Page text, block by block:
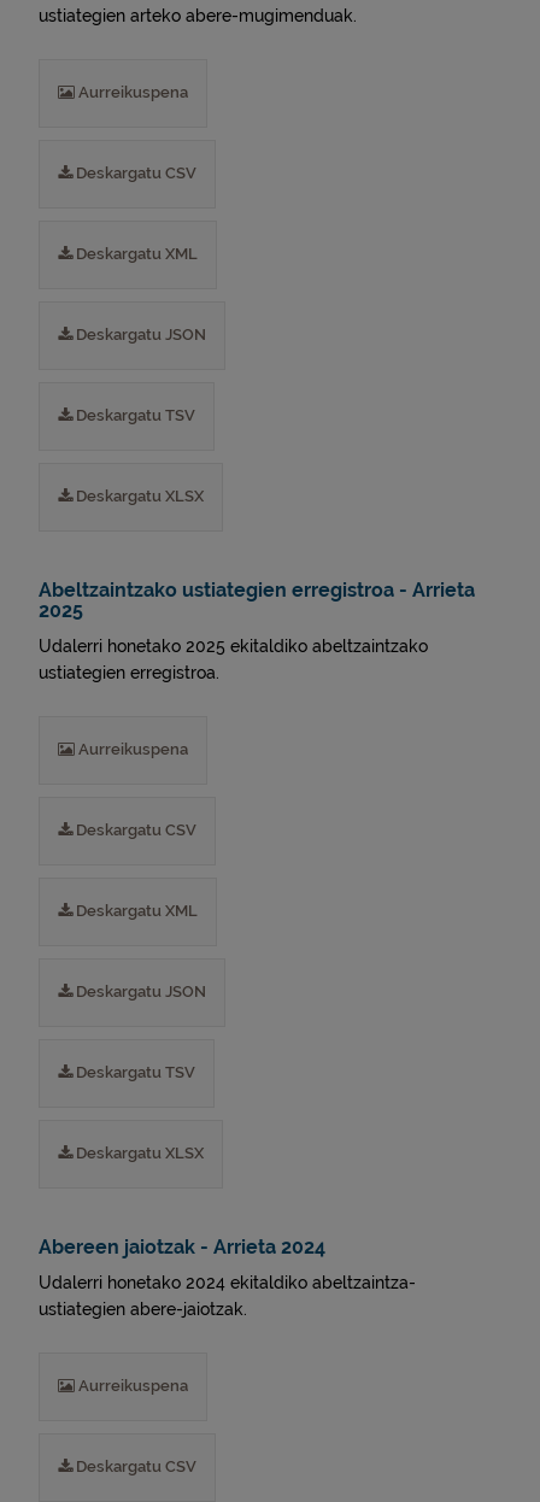
ustiategien arteko abere-mugimenduak.
Aurreikuspena
Deskargatu CSV
Deskargatu XML
Deskargatu JSON
Deskargatu TSV
Deskargatu XLSX
Abeltzaintzako ustiategien erregistroa - Arrieta
2025
Udalerri honetako 2025 ekitaldiko abeltzaintzako
ustiategien erregistroa.
Aurreikuspena
Deskargatu CSV
Deskargatu XML
Deskargatu JSON
Deskargatu TSV
Deskargatu XLSX
Abereen jaiotzak - Arrieta 2024
Udalerri honetako 2024 ekitaldiko abeltzaintza-
ustiategien abere-jaiotzak.
Aurreikuspena
Deskargatu CSV